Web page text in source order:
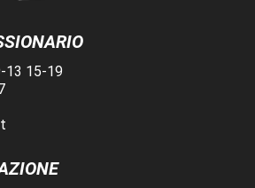
13 15-19